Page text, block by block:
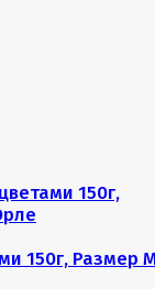
150г, Размер